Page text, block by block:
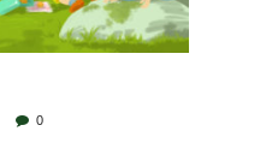
0